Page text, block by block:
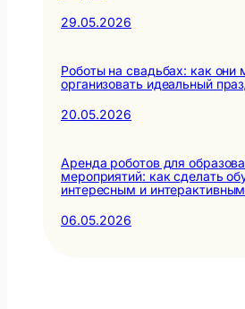
29.05.2026
Роботы на свадьбах: как они
организовать идеальный
20.05.2026
Аренда роботов для
мероприятий: как сделать
интересным и интерактивным
06.05.2026